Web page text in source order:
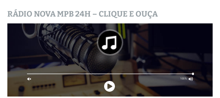
RÁDIO NOVA MPB 24H – CLIQUE E OUÇA